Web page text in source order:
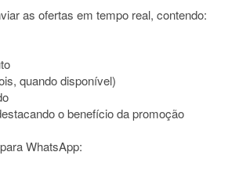
as ofertas em tempo real, contendo:
quando disponível)
o benefício da promoção
WhatsApp: